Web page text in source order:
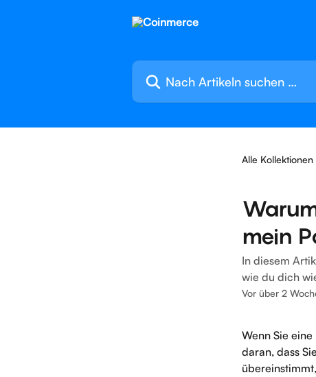
Nach Artikeln suchen …
Alle Kollektionen
mein
In diesem
wie du dich
Vor über 2
Wenn Sie
daran, dass